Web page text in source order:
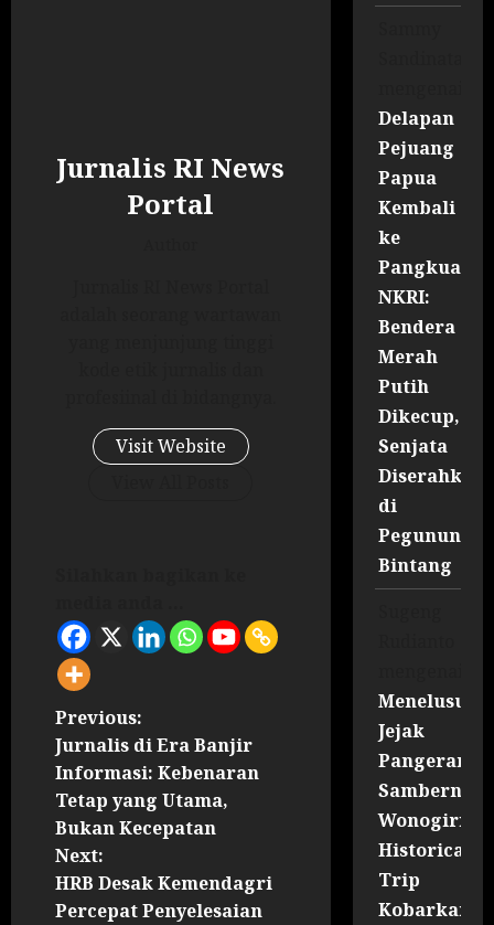
Jurnalis RI News
Portal
Visit Website
Previous:
Jurnalis di Era Banjir
Informasi: Kebenaran
Tetap yang Utama,
Bukan Kecepatan
Next:
HRB Desak Kemendagri
Percepat Penyelesaian
Delapan
Pejuang
Papua
Kembali
ke
Pangkuan
NKRI:
Bendera
Merah
Putih
Dikecup,
Senjata
Diserahkan
di
Bintang
Menelusuri
Jejak
Pangeran
Wonogiri
Historical
Trip
Kobarkan